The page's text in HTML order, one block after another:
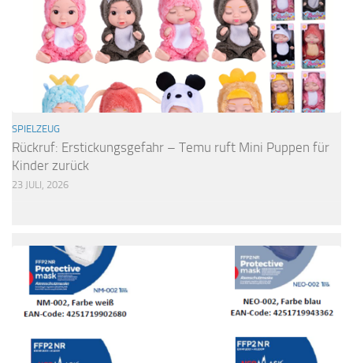
SPIELZEUG
Rückruf: Erstickungsgefahr – Temu ruft Mini Puppen für
Kinder zurück
23 JULI, 2026